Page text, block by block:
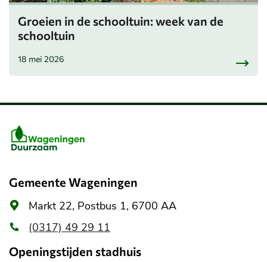
Groeien in de schooltuin: week van de
schooltuin
18 mei 2026
Belangrijke
informatie
Gemeente Wageningen
Algemeen
adres
Markt 22, Postbus 1, 6700 AA
(0317) 49 29 11
Openingstijden stadhuis